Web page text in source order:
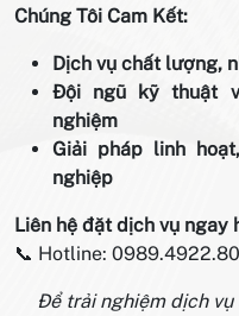
Chúng Tôi Cam Kết:
Dịch vụ chất lượng,
Đội ngũ kỹ thuật
nghiệm
Giải pháp linh
nghiệp
Liên hệ đặt dịch vụ ngay
📞 Hotline:
Để trải nghiệm dịch